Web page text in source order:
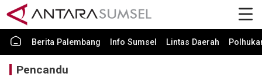
Berita Palembang Info Sumsel Lintas Daerah
Pencandu